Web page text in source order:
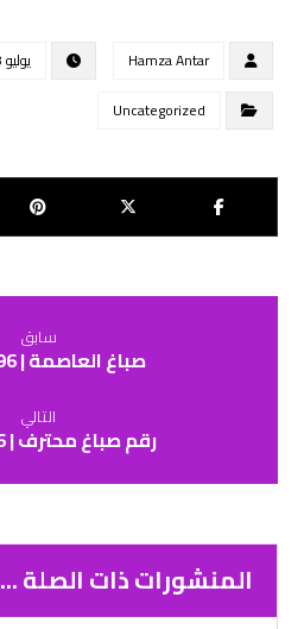
Hamza Antar
يوليو 8, 2025
Uncategorized
سابق
صباغ العاصمة | 51748296
التالي
رقم صباغ محترف | 51748296
المنشورات ذات الصلة ...